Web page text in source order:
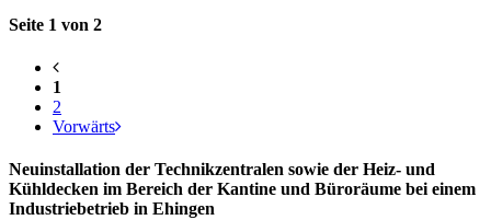
Seite 1 von 2
1
2
Vorwärts
Neuinstallation der Technikzentralen sowie der Heiz- und
Kühldecken im Bereich der Kantine und Büroräume bei einem
Industriebetrieb in Ehingen